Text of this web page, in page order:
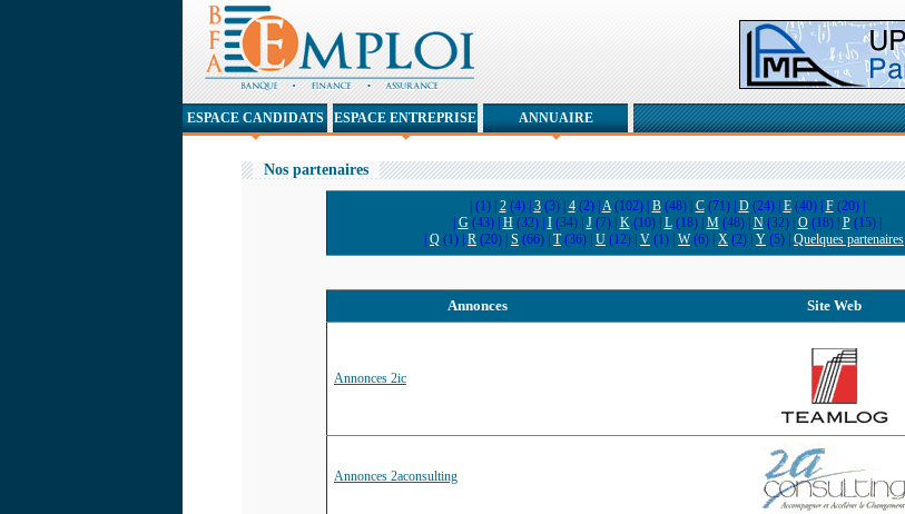
Nos partenaires
(1) | 2(4) | 3(3) | 4(2) | A(102) | B(48) | C(71) | D(24) | E(40) | F(20) |
G(43) | H(32) | I(34) | J(7) | K(10) | L(18) | M(48) | N(32) | O(18) | P(15) |
Q (1) | R (20) | S (66) | T(36) | U (12) | V (1) | W(6) | X (2) | Y (5) | Quelques partenaires
Annonces Site Web
Annonces 2ic
Annonces 2aconsulting
ESPACE CANDIDATS ESPACE ENTREPRISE ANNUAIRE